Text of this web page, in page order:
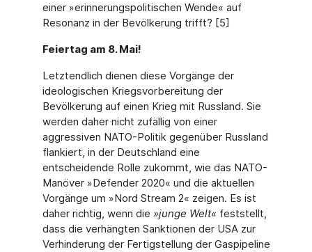
einer »erinnerungspolitischen Wende« auf
Resonanz in der Bevölkerung trifft? [5]
Feiertag am 8. Mai!
Letztendlich dienen diese Vorgänge der
ideologischen Kriegsvorbereitung der
Bevölkerung auf einen Krieg mit Russland. Sie
werden daher nicht zufällig von einer
aggressiven NATO-Politik gegenüber Russland
flankiert, in der Deutschland eine
entscheidende Rolle zukommt, wie das NATO-
Manöver »Defender 2020« und die aktuellen
Vorgänge um »Nord Stream 2« zeigen. Es ist
daher richtig, wenn die »junge Welt«feststellt,
dass die verhängten Sanktionen der USA zur
Verhinderung der Fertigstellung der Gaspipeline